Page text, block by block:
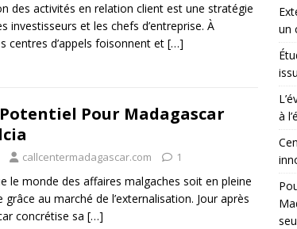
des activités en relation client est une stratégie
investisseurs et les chefs d’entreprise. À
centres d’appels foisonnent et […]
Pour Madagascar
callcentermadagascar.com 1
le monde des affaires malgaches soit en pleine
au marché de l’externalisation. Jour après
concrétise sa […]
un
à